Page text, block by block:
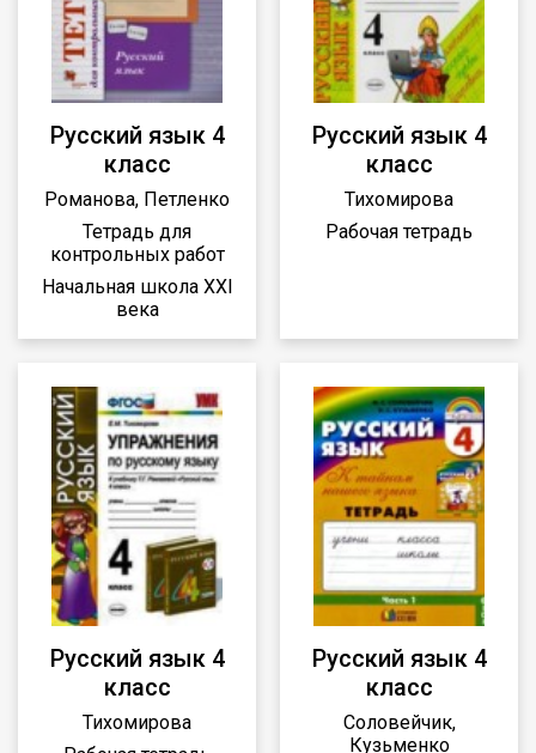
Русский язык 4
класс
Романова, Петленко
Тетрадь для
контрольных работ
Начальная школа XXI
века
Русский язык 4
класс
Тихомирова
Рабочая тетрадь
Русский язык 4
класс
Тихомирова
Русский язык 4
класс
Соловейчик,
Кузьменко